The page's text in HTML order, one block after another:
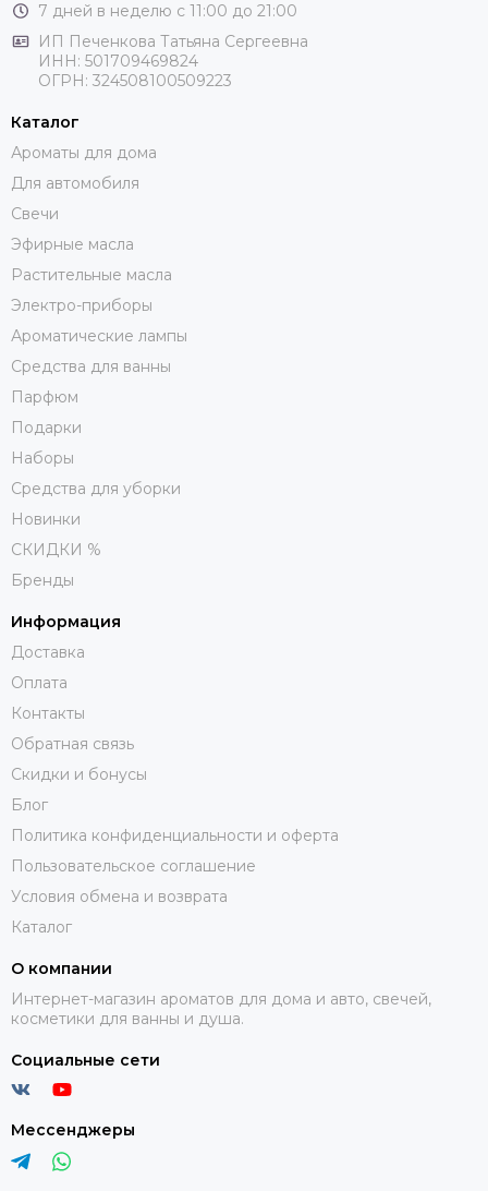
7 дней в неделю с 11:00 до 21:00
ИП Печенкова Татьяна Сергеевна
ИНН: 501709469824
ОГРН: 324508100509223
Каталог
Ароматы для дома
Для автомобиля
Свечи
Эфирные масла
Растительные масла
Электро-приборы
Ароматические лампы
Средства для ванны
Парфюм
Подарки
Наборы
Средства для уборки
Новинки
СКИДКИ %
Бренды
Информация
Доставка
Оплата
Контакты
Обратная связь
Скидки и бонусы
Блог
Политика конфиденциальности и оферта
Пользовательское соглашение
Условия обмена и возврата
Каталог
О компании
Интернет-магазин ароматов для дома и авто, свечей,
косметики для ванны и душа.
Социальные сети
Мессенджеры